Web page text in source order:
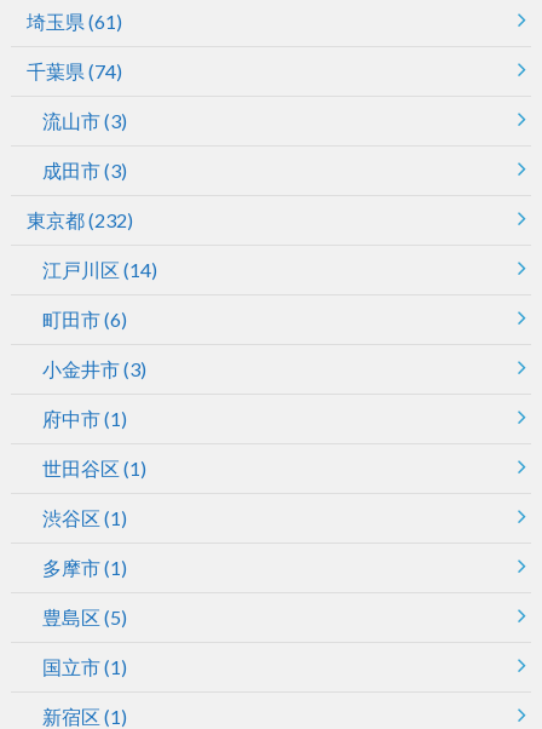
埼玉県 (61)
千葉県 (74)
流山市(3)
成田市(3)
東京都(232)
江戸川区 (14)
町田市(6)
小金井市(3)
府中市(1)
世田谷区 (1)
渋谷区 (1)
多摩市(1)
豊島区 (5)
国立市(1)
新宿区 (1)